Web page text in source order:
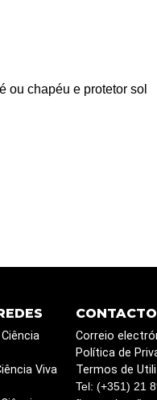
ou chapéu e protetor sol
Viva
Correio
Política de
Termos de
Tel: (+351) 21